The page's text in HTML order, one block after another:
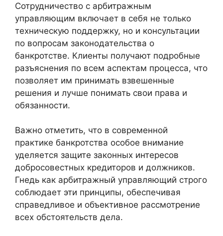
Сотрудничество с арбитражным
управляющим включает в себя не только
техническую поддержку, но и консультации
по вопросам законодательства о
банкротстве. Клиенты получают подробные
разъяснения по всем аспектам процесса, что
позволяет им принимать взвешенные
решения и лучше понимать свои права и
обязанности.
Важно отметить, что в современной
практике банкротства особое внимание
уделяется защите законных интересов
добросовестных кредиторов и должников.
Гнедь как арбитражный управляющий строго
соблюдает эти принципы, обеспечивая
справедливое и объективное рассмотрение
всех обстоятельств дела.